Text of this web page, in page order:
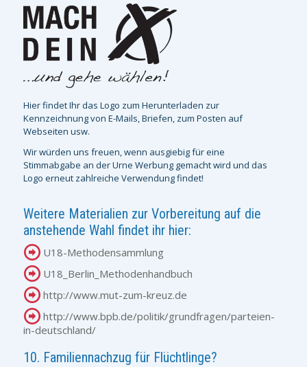
Hier findet Ihr das Logo zum Herunterladen zur
Kennzeichnung von E-Mails, Briefen, zum Posten auf
Webseiten usw.
Wir würden uns freuen, wenn ausgiebig für eine
Stimmabgabe an der Urne Werbung gemacht wird und das
Logo erneut zahlreiche Verwendung findet!
Weitere Materialien zur Vorbereitung auf die
anstehende Wahl findet ihr hier:
U18-Methodensammlung
U18_Berlin_Methodenhandbuch
http://www.mut-zum-kreuz.de
http://www.bpb.de/politik/grundfragen/parteien-
in-deutschland/
10. Familiennachzug für Flüchtlinge?